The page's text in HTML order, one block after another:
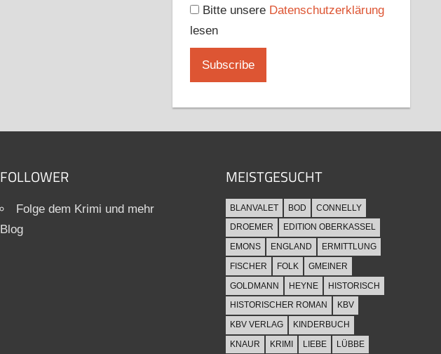
Bitte unsere Datenschutzerklärung
lesen
FOLLOWER
Folge dem Krimi und mehr
Blog
MEISTGESUCHT
BLANVALET BOD
CONNELLY
DROEMER
EDITION OBERKASSEL
EMONS
ENGLAND
ERMITTLUNG
FISCHER
FOLK
GMEINER
GOLDMANN
HEYNE
HISTORISCH
HISTORISCHER ROMAN
KBV
KBV VERLAG
KINDERBUCH
KNAUR
KRIMI LIEBE LÜBBE